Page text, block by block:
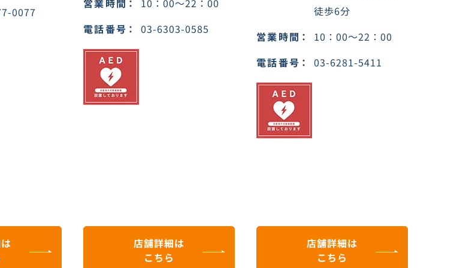
0077
営業時間
10：00～22：00
電話番号
03-6303-0585
店舗詳細は
こちら
徒歩6分
営業時間
10：00～22：00
電話番号
03-6281-5411
店舗詳細は
こちら